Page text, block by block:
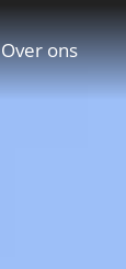
Over ons